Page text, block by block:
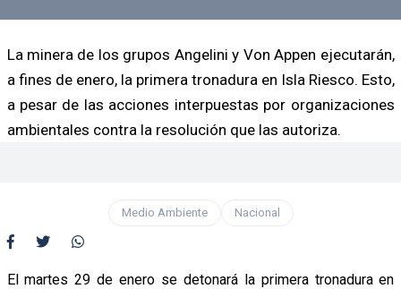
La minera de los grupos Angelini y Von Appen ejecutarán,
a fines de enero, la primera tronadura en Isla Riesco. Esto,
a pesar de las acciones interpuestas por organizaciones
ambientales contra la resolución que las autoriza.
Medio Ambiente Nacional
El martes 29 de enero se detonará la primera tronadura en